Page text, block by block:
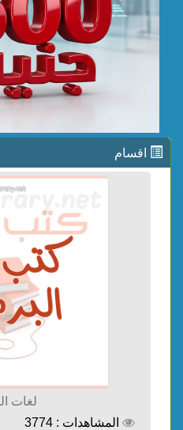
اقسام
لغات
المشاهدات : 3774